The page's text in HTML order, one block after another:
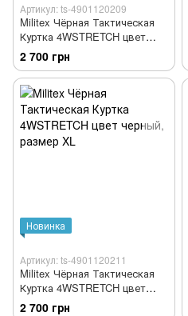
Артикул: ts-4901120209
Militex Чёрная Тактическая
Куртка 4WSTRETCH цвет
черный, размер M
2 700 грн
Новинка
Артикул: ts-4901120211
Militex Чёрная Тактическая
Куртка 4WSTRETCH цвет
черный, размер XL
2 700 грн